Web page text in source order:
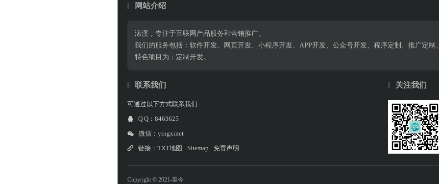
网站介绍
潆溪，专注于互联网产品服务和营销推广。
我们的服务包括：软件开发、网页开发、小程序开发、APP开发、公众号开发、程序定制、推广定
特色项目为：定制开发。
关注我们
联系我们
可通过以下方式联系我们
Q Q：8463625
微信：yingxinet
链接： TXT地图 Sitemap 免责声明
Copyright © 2021-至今